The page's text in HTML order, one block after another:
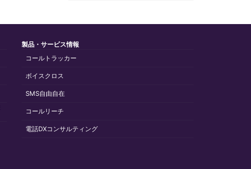
製品・サービス情報
コールトラッカー
ボイスクロス
SMS自由自在
コールリーチ
電話DXコンサルティング